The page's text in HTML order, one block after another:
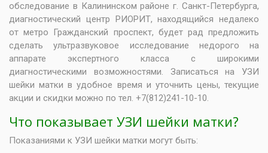
обследование в Калининском районе г. Санкт-Петербурга,
диагностический центр РИОРИТ, находящийся недалеко
от метро Гражданский проспект, будет рад предложить
сделать ультразвуковое исследование недорого на
аппарате экспертного класса с широкими
диагностическими возможностями. Записаться на УЗИ
шейки матки в удобное время и уточнить цены, текущие
акции и скидки можно по тел. +7(812)241-10-10.
Что показывает УЗИ шейки матки?
Показаниями к УЗИ шейки матки могут быть: